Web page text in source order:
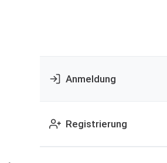
Anmeldung
Registrierung